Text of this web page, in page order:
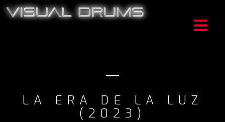
LA ERA DE LA LUZ
(2023)